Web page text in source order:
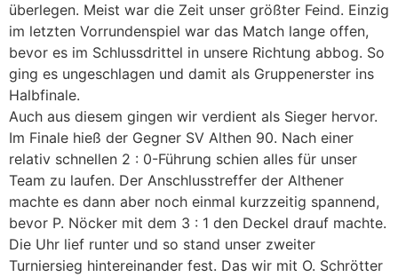
überlegen. Meist war die Zeit unser größter Feind. Einzig
im letzten Vorrundenspiel war das Match lange offen,
bevor es im Schlussdrittel in unsere Richtung abbog. So
ging es ungeschlagen und damit als Gruppenerster ins
Halbfinale.
Auch aus diesem gingen wir verdient als Sieger hervor.
Im Finale hieß der Gegner SV Althen 90. Nach einer
relativ schnellen 2 : 0-Führung schien alles für unser
Team zu laufen. Der Anschlusstreffer der Althener
machte es dann aber noch einmal kurzzeitig spannend,
bevor P. Nöcker mit dem 3 : 1 den Deckel drauf machte.
Die Uhr lief runter und so stand unser zweiter
Turniersieg hintereinander fest. Das wir mit O. Schrötter